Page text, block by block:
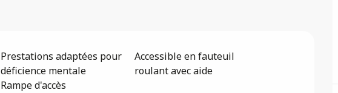
Prestations adaptées pour
déficience mentale
Accessible en fauteuil
roulant avec aide
Rampe d'accès